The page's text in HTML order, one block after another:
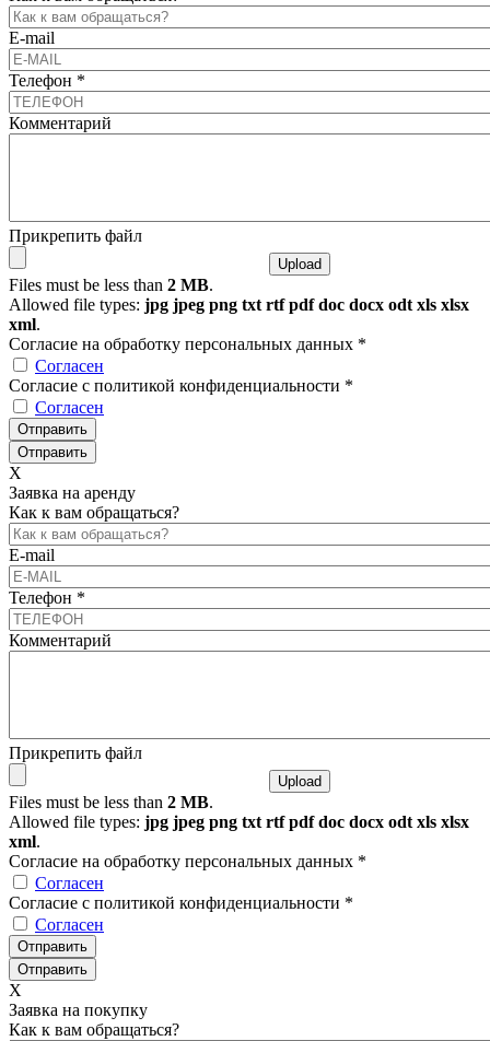
E-mail
Телефон *
Комментарий
Прикрепить файл
Files must be less than 2 MB.
Allowed file types: jpg jpeg png txt rtf pdf doc docx odt xls xlsx
xml.
Согласие на обработку персональных данных *
Согласен
Согласие с политикой конфиденциальности *
Согласен
X
Заявка на аренду
Как к вам обращаться?
E-mail
Телефон *
Комментарий
Прикрепить файл
Files must be less than 2 MB.
Allowed file types: jpg jpeg png txt rtf pdf doc docx odt xls xlsx
xml.
Согласие на обработку персональных данных *
Согласен
Согласие с политикой конфиденциальности *
Согласен
X
Заявка на покупку
Как к вам обращаться?